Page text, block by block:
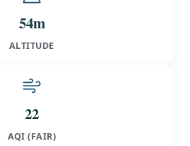
54m
ALTITUDE
22
AQI (FAIR)